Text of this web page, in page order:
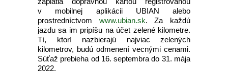
v mobilnej aplikácii UBIAN alebo
prostredníctvom www.ubian.sk. Za každú
jazdu sa im pripíšu na účet zelené kilometre.
Tí, ktorí nazbierajú najviac zelených
kilometrov, budú odmenení vecnými cenami.
Súťaž prebieha od 16. septembra do 31. mája
2022.